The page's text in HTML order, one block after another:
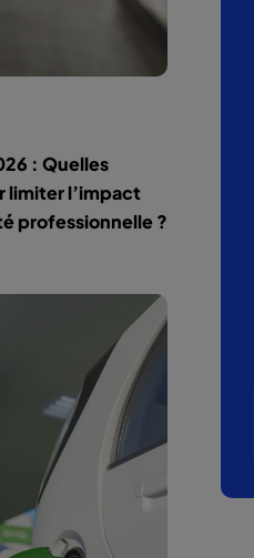
: Quelles
limiter l’impact
professionnelle ?